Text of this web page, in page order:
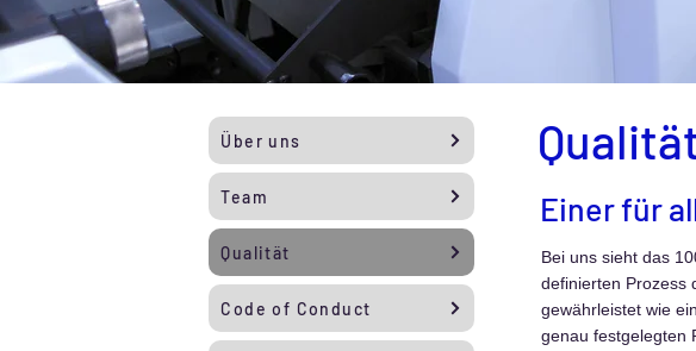
Über uns
Team
Qualität
Code of Conduct
Bei uns sieht das
definierten Prozess
gewährleistet wie
genau festgelegten
Einer für